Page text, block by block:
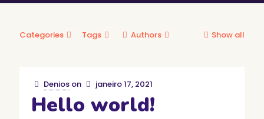
Categories Tags Authors Show all
Denios on janeiro 17, 2021
Hello world!